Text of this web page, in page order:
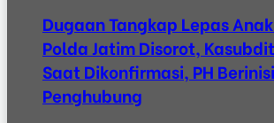
Dugaan Tangkap Lepas
Polda Jatim Disorot,
Saat Dikonfirmasi, PH
Penghubung